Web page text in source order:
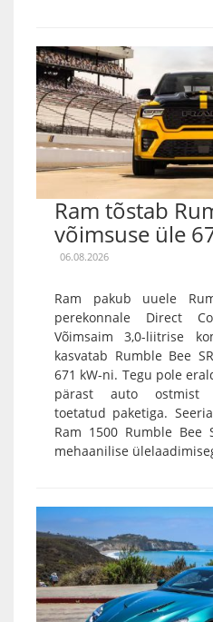
Ram tõstab
võimsuse üle
06.08.2026
Ram pakub uuele
perekonnale Direct
Võimsaim 3,0-liitrise
kasvatab Rumble Bee
671 kW-ni. Tegu pole
pärast auto ostmist
toetatud paketiga.
Ram 1500 Rumble Bee
mehaanilise